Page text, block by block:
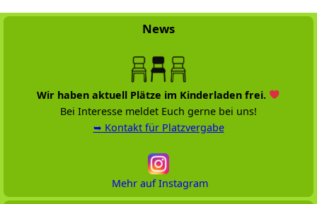
News
Wir haben aktuell Plätze im Kinderladen frei.
Bei Interesse meldet Euch gerne bei uns!
➥ Kontakt für Platzvergabe
Mehr auf Instagram